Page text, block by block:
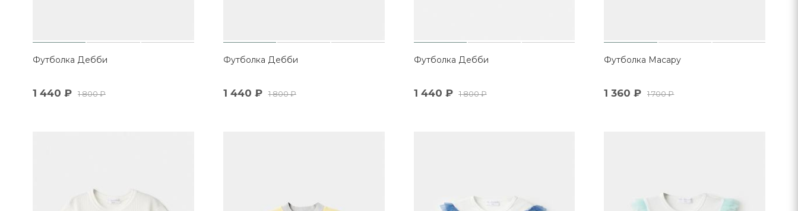
Футболка Дебби
1 440 ₽ 1 800₽
Футболка Дебби
1 440 ₽ 1 800₽
Футболка Дебби
1 440 ₽ 1 800₽
Футболка Масару
1 360 ₽ 1 700₽